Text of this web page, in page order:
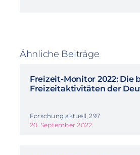
Ähnliche Beiträge
Freizeit-Monitor 2022: Die
Freizeitaktivitäten der
Forschung aktuell, 297
20. September 2022